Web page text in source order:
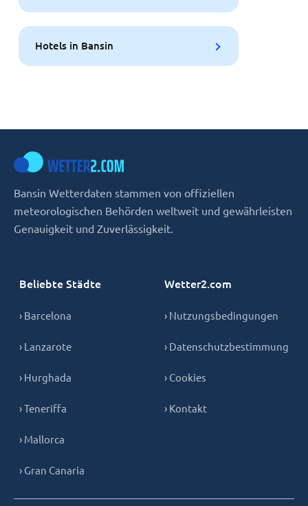
Hotels in Bansin
Bansin Wetterdaten stammen von offiziellen
meteorologischen Behörden weltweit und gewährleisten
Genauigkeit und Zuverlässigkeit.
Beliebte Städte
› Barcelona
› Lanzarote
› Hurghada
› Teneriffa
› Mallorca
› Gran Canaria
Wetter2.com
› Nutzungsbedingungen
› Datenschutzbestimmung
› Cookies
› Kontakt